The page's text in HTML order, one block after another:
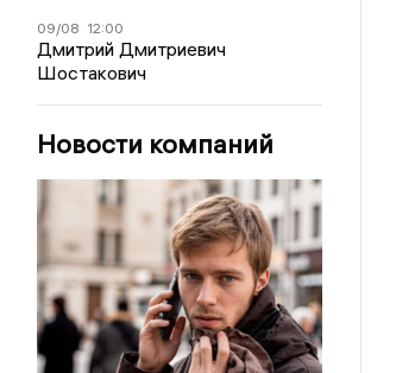
09/08 12:00
Дмитрий Дмитриевич
Шостакович
Новости компаний